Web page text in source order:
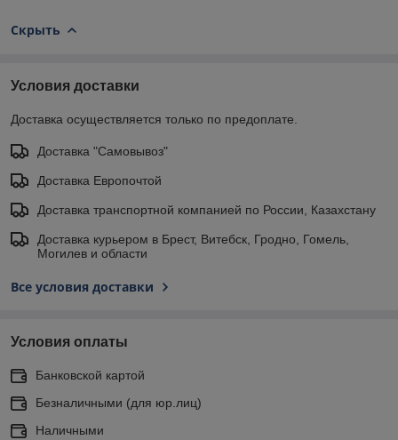
Скрыть
Условия доставки
Доставка осуществляется только по предоплате.
Доставка "Самовывоз"
Доставка Европочтой
Доставка транспортной компанией по России, Казахстану
Доставка курьером в Брест, Витебск, Гродно, Гомель,
Могилев и области
Все условия доставки
Условия оплаты
Банковской картой
Безналичными (для юр.лиц)
Наличными